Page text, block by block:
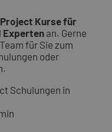
Kurse für
Expertenan. Gerne
für Sie zum
oder
Schulungen in